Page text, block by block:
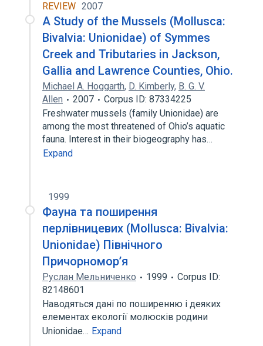
REVIEW 2007
A Study of the Mussels (Mollusca:
Bivalvia: Unionidae) of Symmes
Creek and Tributaries in Jackson,
Gallia and Lawrence Counties, Ohio.
Michael A. Hoggarth, D. Kimberly, B. G. V.
Allen
2007
Corpus ID: 87334225
Freshwater mussels (family Unionidae) are
among the most threatened of Ohio’s aquatic
fauna. Interest in their biogeography has…
Expand
1999
Фауна та поширення
перлівницевих (Mollusca: Bivalvia:
Unionidae) Північного
Причорномор’я
Руслан Мельниченко 1999
Corpus ID:
82148601
Наводяться дані по поширенню і деяких
елементах екології молюсків родини
Unionidae… Expand